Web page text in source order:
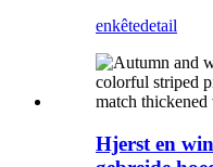
enkêtedetail
Hjerst en